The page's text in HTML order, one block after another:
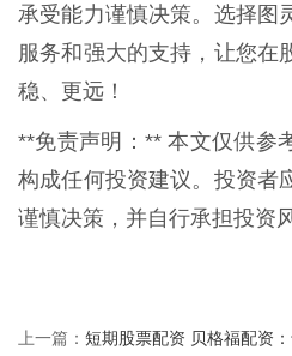
承受能力谨慎决策。选择图
服务和强大的支持，让您在
稳、更远！
**免责声明：** 本文仅供参
构成任何投资建议。投资者
谨慎决策，并自行承担投资
上一篇： 短期股票配资 贝格福配资